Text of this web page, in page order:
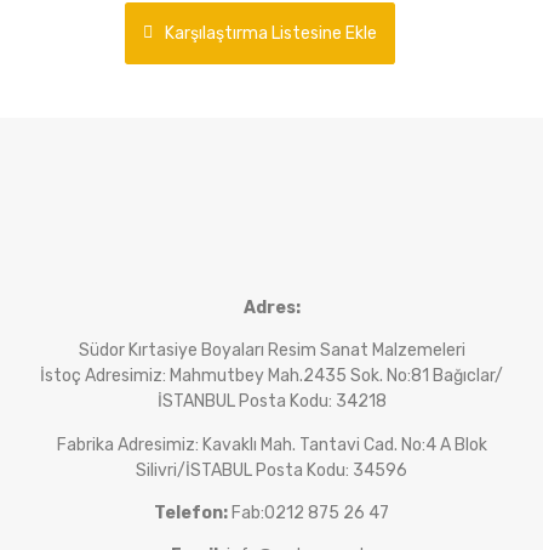
Karşılaştırma Listesine Ekle
Adres:
Südor Kırtasiye Boyaları Resim Sanat Malzemeleri
İstoç Adresimiz: Mahmutbey Mah.2435 Sok. No:81 Bağıclar/
İSTANBUL Posta Kodu: 34218
Fabrika Adresimiz: Kavaklı Mah. Tantavi Cad. No:4 A Blok
Silivri/İSTABUL Posta Kodu: 34596
Telefon: Fab:0212 875 26 47